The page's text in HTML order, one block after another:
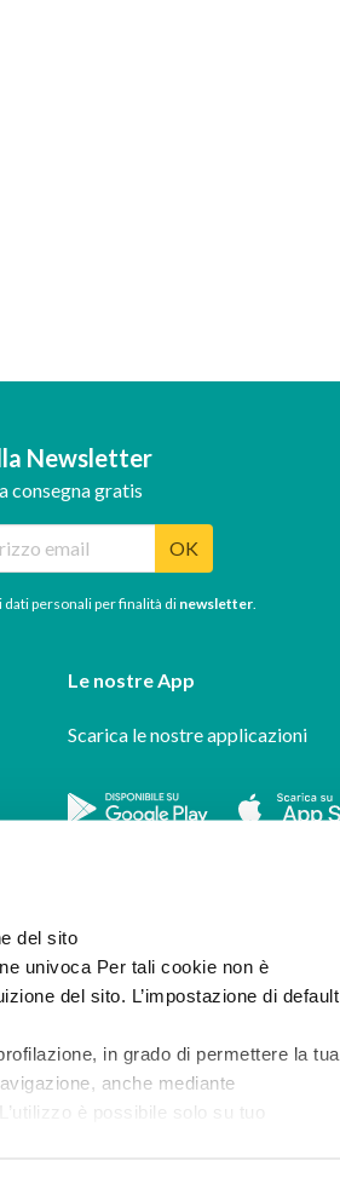
del sito
univoca Per tali cookie non è
del sito. L’impostazione di default
in grado di permettere la tua
anche mediante
è possibile solo su tuo
Newsletter
consegna gratis
OK
personali per finalità di newsletter
Le nostre App
Scarica le nostre applicazioni